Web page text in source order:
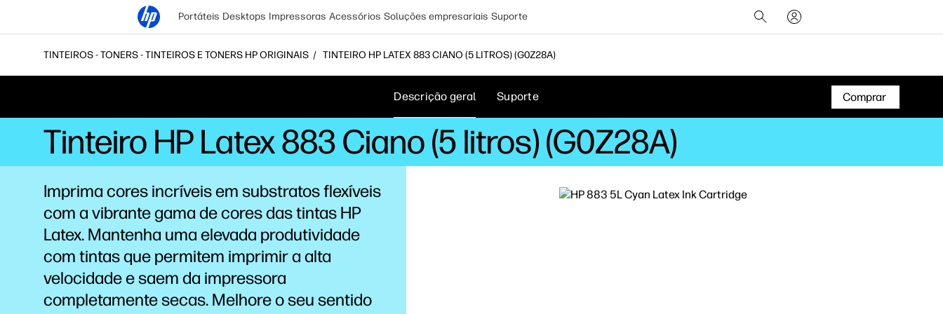
Portáteis Desktops Impressoras Acessórios Soluções empresariais Suporte
TINTEIROS - TONERS - TINTEIROS E TONERS HP ORIGINAIS TINTEIRO HP LATEX 883 CIANO (5 LITROS) (G0Z28A)
Descrição geral Suporte Comprar
Tinteiro HP Latex 883 Ciano (5 litros) (G0Z28A)
Imprima cores incríveis em substratos flexíveis
com a vibrante gama de cores das tintas HP
Latex. Mantenha uma elevada produtividade
com tintas que permitem imprimir a alta
velocidade e saem da impressora
completamente secas. Melhore o seu sentido